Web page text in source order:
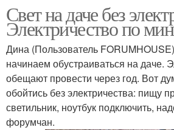
Свет на даче без
Электричество по
Дина (Пользователь
начинаем обустраиваться на даче.
обещают провести через год. Вот
обойтись без электричества: пищу
светильник, ноутбук подключить,
форумчан.